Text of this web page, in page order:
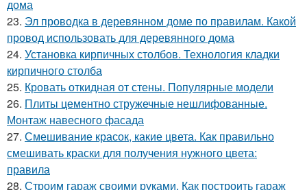
дома
23. Эл проводка в деревянном доме по правилам. Какой
провод использовать для деревянного дома
24. Установка кирпичных столбов. Технология кладки
кирпичного столба
25. Кровать откидная от стены. Популярные модели
26. Плиты цементно стружечные нешлифованные.
Монтаж навесного фасада
27. Смешивание красок, какие цвета. Как правильно
смешивать краски для получения нужного цвета:
правила
28. Строим гараж своими руками. Как построить гараж